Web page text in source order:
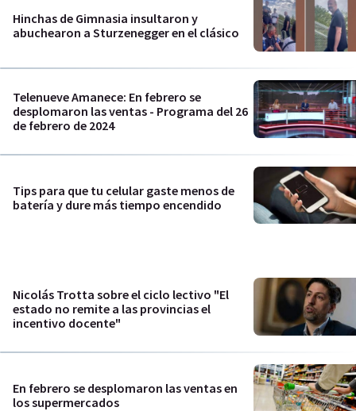
Hinchas de Gimnasia insultaron y
abuchearon a Sturzenegger en el clásico
Telenueve Amanece: En febrero se
desplomaron las ventas - Programa del 26
de febrero de 2024
Tips para que tu celular gaste menos de
batería y dure más tiempo encendido
Nicolás Trotta sobre el ciclo lectivo "El
estado no remite a las provincias el
incentivo docente"
En febrero se desplomaron las ventas en
los supermercados